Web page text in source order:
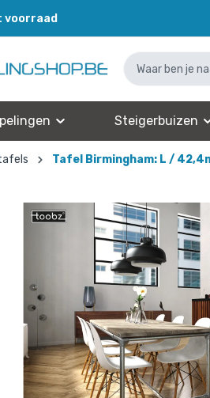
voorraad
Steigerbuizen
Tafel Birmingham: L /